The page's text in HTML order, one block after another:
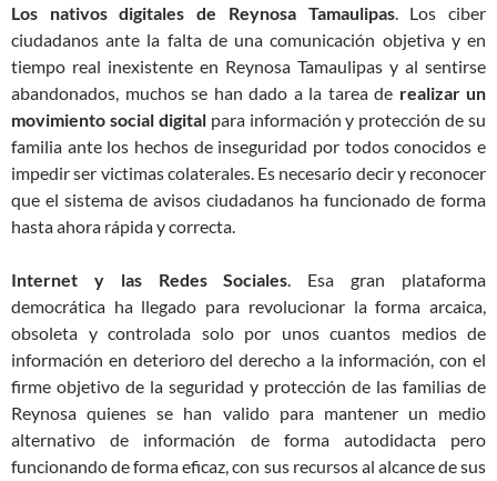
Los nativos digitales de Reynosa Tamaulipas. Los ciber
ciudadanos ante la falta de una comunicación objetiva y en
tiempo real inexistente en Reynosa Tamaulipas y al sentirse
abandonados, muchos se han dado a la tarea de realizar un
movimiento social digitalpara información y protección de su
familia ante los hechos de inseguridad por todos conocidos e
impedir ser victimas colaterales. Es necesario decir y reconocer
que el sistema de avisos ciudadanos ha funcionado de forma
hasta ahora rápida y correcta.
Internet y las Redes Sociales. Esa gran plataforma
democrática ha llegado para revolucionar la forma arcaica,
obsoleta y controlada solo por unos cuantos medios de
información en deterioro del derecho a la información, con el
firme objetivo de la seguridad y protección de las familias de
Reynosa quienes se han valido para mantener un medio
alternativo de información de forma autodidacta pero
funcionando de forma eficaz, con sus recursos al alcance de sus